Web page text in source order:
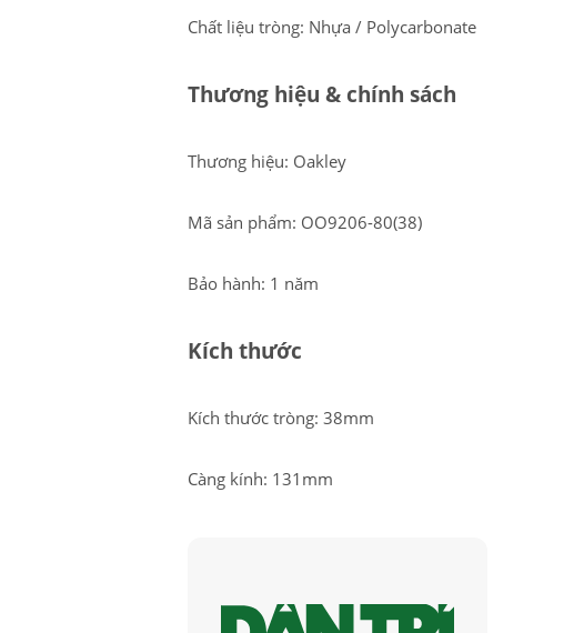
Chất liệu tròng: Nhựa / Polycarbonate
Thương hiệu & chính sách
Thương hiệu: Oakley
Mã sản phẩm: OO9206-80(38)
Bảo hành: 1 năm
Kích thước
Kích thước tròng: 38mm
Càng kính: 131mm